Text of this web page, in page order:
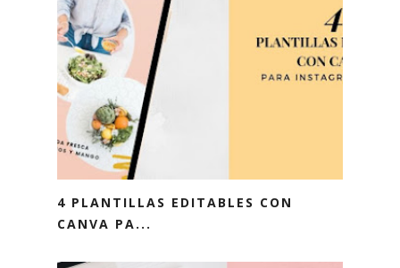
4 PLANTILLAS EDITABLES CON
CANVA PA...